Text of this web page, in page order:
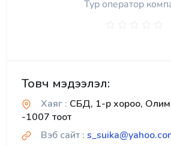
Тур оператор
Товч мэдээлэл:
Хаяг : СБД, 1-р хороо,
-1007 тоот
Вэб сайт :